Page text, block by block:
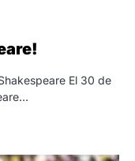
El 30 de